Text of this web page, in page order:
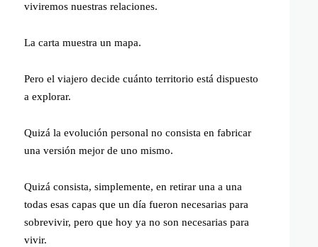
viviremos nuestras relaciones.
La carta muestra un mapa.
Pero el viajero decide cuánto territorio está dispuesto
a explorar.
Quizá la evolución personal no consista en fabricar
una versión mejor de uno mismo.
Quizá consista, simplemente, en retirar una a una
todas esas capas que un día fueron necesarias para
sobrevivir, pero que hoy ya no son necesarias para
vivir.